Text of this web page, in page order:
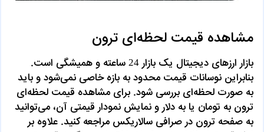
مشاهده قیمت لحظه‌ای ترون
بازار ارزهای دیجیتال یک بازار 24 ساعته و همیشگی است.
بنابراین نوسانات قیمت محدود به بازه خاصی نمی‌شود و باید
به صورت لحظه‌ای بررسی شود. برای مشاهده قیمت لحظه‌ای
ترون به تومان یا به دلار و نمایش نمودار قیمتی آن، می‌توانید
به صفحه ترون در صرافی سالاریکس مراجعه کنید. علاوه بر